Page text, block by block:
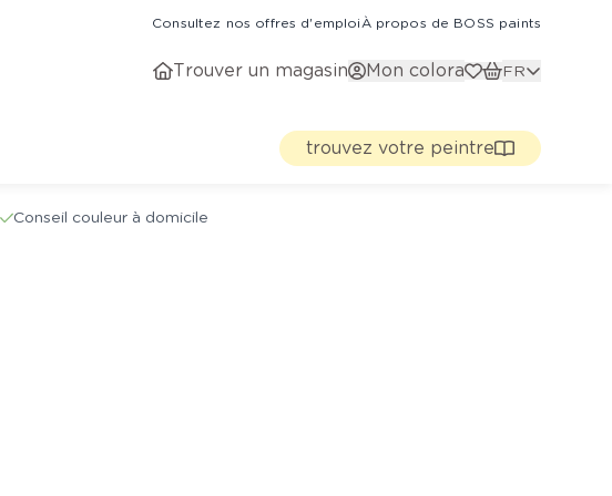
Consultez nos offres d'emploiÀ propos de BOSS paints
Trouver un magasin Mon colora FR
trouvez votre peintre
Conseil couleur à domicile